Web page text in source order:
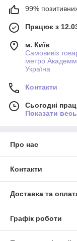
99% позитивних
Працює з
м. Київ
Самовивіз
метро
Україна
Контакти
Сьогодні
Показати
Про нас
Контакти
Доставка та
Графік роботи